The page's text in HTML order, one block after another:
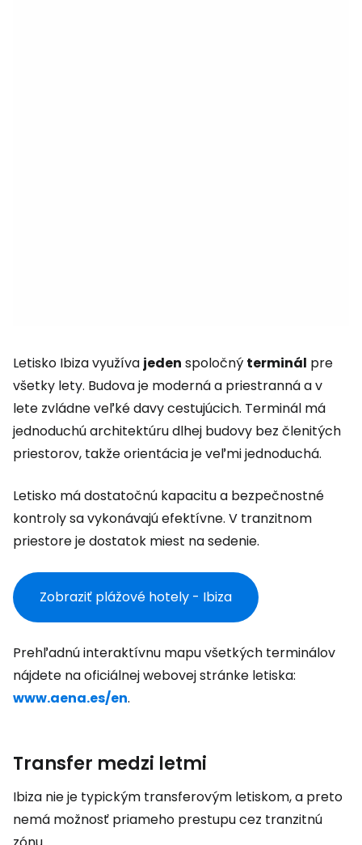
Letisko Ibiza využíva jeden spoločný terminál pre
všetky lety. Budova je moderná a priestranná a v
lete zvládne veľké davy cestujúcich. Terminál má
jednoduchú architektúru dlhej budovy bez členitých
priestorov, takže orientácia je veľmi jednoduchá.
Letisko má dostatočnú kapacitu a bezpečnostné
kontroly sa vykonávajú efektívne. V tranzitnom
priestore je dostatok miest na sedenie.
Zobraziť plážové hotely - Ibiza
Prehľadnú interaktívnu mapu všetkých terminálov
nájdete na oficiálnej webovej stránke letiska:
www.aena.es/en.
Transfer medzi letmi
Ibiza nie je typickým transferovým letiskom, a preto
nemá možnosť priameho prestupu cez tranzitnú